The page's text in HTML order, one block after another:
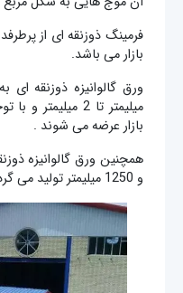
فرمینگ ذوزنقه ای از
بازار می باشد.
میلیمتر تا 2
بازار عرضه می شوند .
و 1250 میلیمتر تولید می گردند.